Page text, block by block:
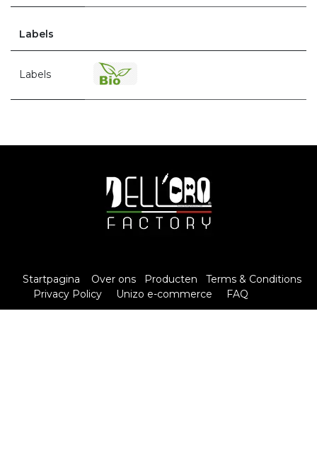
Labels
Labels
Startpagina Over ons Producten
Terms & Conditions
Privacy Policy
Unizo e-commerce FAQ